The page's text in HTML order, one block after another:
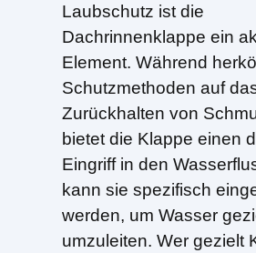
Laubschutz ist die
Dachrinnenklappe ein
Element. Während
Schutzmethoden auf
Zurückhalten von
bietet die Klappe einen
Eingriff in den
kann sie spezifisch
werden, um Wasser
umzuleiten. Wer gezielt